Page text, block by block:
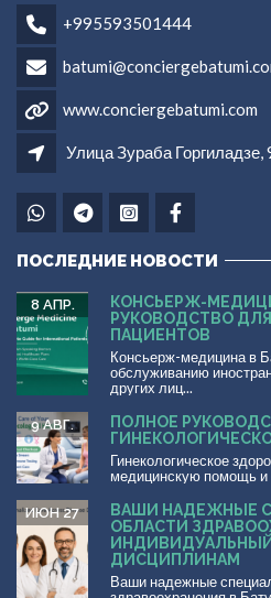
+995593501444
www.conciergebatumi.com
Улица Зураба
ПОСЛЕДНИЕ НОВОСТИ
КОНСЬЕРЖ-
РУКОВОДСТВО
ПАЦИЕНТОВ
8 АПР.
Консьерж-медицина в
обслуживанию
других лиц...
ПОЛНОЕ
9 АВГ.
Гинекологическое
медицинскую помощь и
ВАШИ НАДЕЖНЫЕ
ОБЛАСТИ
ДИСЦИПЛИНАМ
ИЮН 27
Ваши надежные